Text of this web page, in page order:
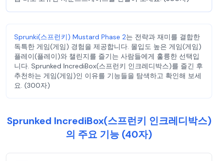
Sprunki(스프런키) Mustard Phase 2는 전략과 재미를 결합한
독특한 게임(게임) 경험을 제공합니다. 몰입도 높은 게임(게임)
플레이(플레이)와 챌린지를 즐기는 사람들에게 훌륭한 선택입
니다. Sprunked IncrediBox(스프런키 인크레디박스)를 즐긴 후
추천하는 게임(게임)인 이유를 기능들을 탐색하고 확인해 보세
요. (300자)
Sprunked IncrediBox(스프런키 인크레디박스)
의 주요 기능 (40자)